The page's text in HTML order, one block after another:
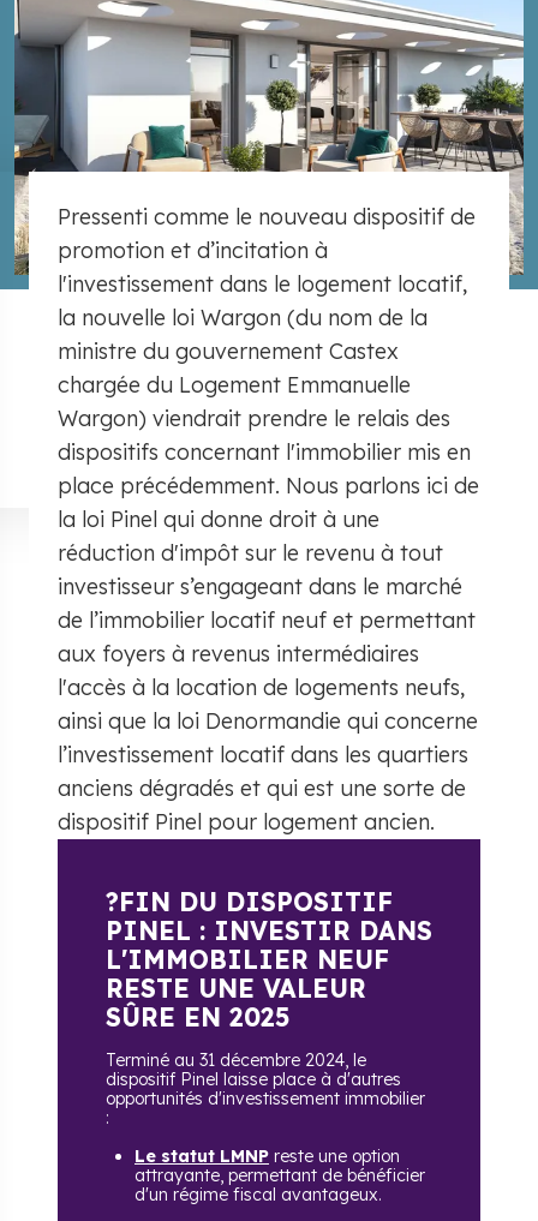
Pressenti comme le nouveau dispositif de
promotion et d’incitation à
l'investissement dans le logement locatif,
la nouvelle loi Wargon (du nom de la
ministre du gouvernement Castex
chargée du Logement Emmanuelle
Wargon) viendrait prendre le relais des
dispositifs concernant l'immobilier mis en
place précédemment. Nous parlons ici de
la loi Pinel qui donne droit à une
réduction d'impôt sur le revenu à tout
investisseur s’engageant dans le marché
de l’immobilier locatif neuf et permettant
aux foyers à revenus intermédiaires
l'accès à la location de logements neufs,
ainsi que la loi Denormandie qui concerne
l’investissement locatif dans les quartiers
anciens dégradés et qui est une sorte de
dispositif Pinel pour logement ancien.
?FIN DU DISPOSITIF
PINEL : INVESTIR DANS
L'IMMOBILIER NEUF
RESTE UNE VALEUR
SÛRE EN 2025
Terminé au 31 décembre 2024, le
dispositif Pinel laisse place à d'autres
opportunités d'investissement immobilier
:
Le statut LMNP reste une option
attrayante, permettant de bénéficier
d'un régime fiscal avantageux.